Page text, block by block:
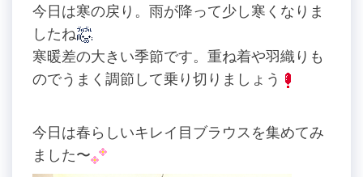
今日は寒の戻り。雨が降って少し寒くなりま
したね
寒暖差の大きい季節です。重ね着や羽織りも
のでうまく調節して乗り切りましょう
今日は春らしいキレイ目ブラウスを集めてみ
ました〜